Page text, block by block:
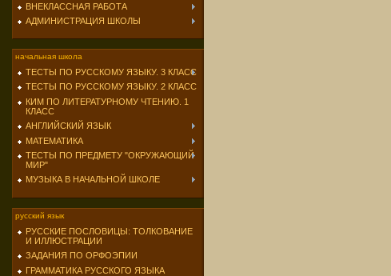
ВНЕКЛАССНАЯ РАБОТА
АДМИНИСТРАЦИЯ ШКОЛЫ
начальная школа
ТЕСТЫ ПО РУССКОМУ ЯЗЫКУ. 3 КЛАСС
ТЕСТЫ ПО РУССКОМУ ЯЗЫКУ. 2 КЛАСС
КИМ ПО ЛИТЕРАТУРНОМУ ЧТЕНИЮ. 1
КЛАСС
АНГЛИЙСКИЙ ЯЗЫК
МАТЕМАТИКА
ТЕСТЫ ПО ПРЕДМЕТУ "ОКРУЖАЮЩИЙ
МИР"
МУЗЫКА В НАЧАЛЬНОЙ ШКОЛЕ
русский язык
РУССКИЕ ПОСЛОВИЦЫ: ТОЛКОВАНИЕ
И ИЛЛЮСТРАЦИИ
ЗАДАНИЯ ПО ОРФОЭПИИ
ГРАММАТИКА РУССКОГО ЯЗЫКА